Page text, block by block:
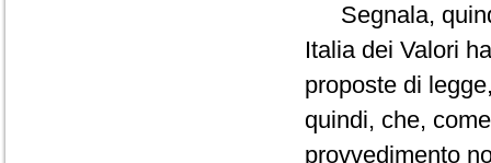
Segnala,
Italia dei Valori
proposte di
quindi, che,
provvedimento